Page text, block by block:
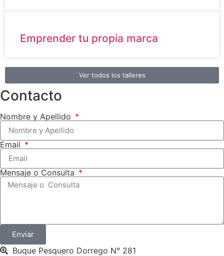
Emprender tu propia marca
Ver todos los talleres
Contacto
Nombre y Apellido
Email
Mensaje o Consulta
Enviar
Buque Pesquero Dorrego N° 281